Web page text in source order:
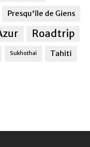
Presqu'île de Giens
Roadtrip
Sukhothai Tahiti